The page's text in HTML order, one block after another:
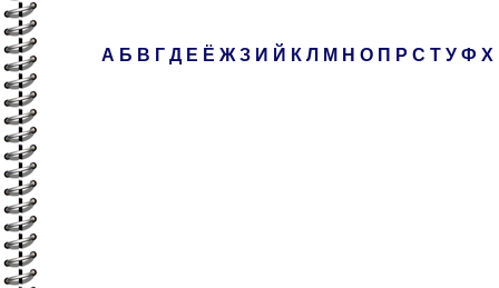
А Б В Г Д Е Ё Ж З И Й К Л М Н О П Р С Т У Ф Х